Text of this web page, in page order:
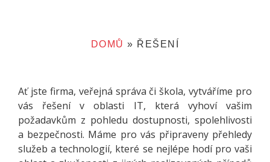
DOMŮ » ŘEŠENÍ
Ať jste firma, veřejná správa či škola, vytváříme pro
vás řešení v oblasti IT, která vyhoví vašim
požadavkům z pohledu dostupnosti, spolehlivosti
a bezpečnosti. Máme pro vás připraveny přehledy
služeb a technologií, které se nejlépe hodí pro vaši